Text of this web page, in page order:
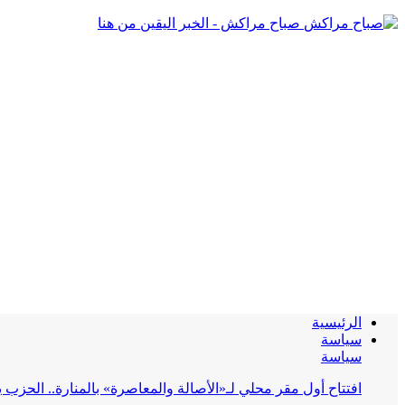
صباح مراكش - الخبر اليقين من هنا
الرئيسية
سياسة
سياسة
افتتاح أول مقر محلي لـ«الأصالة والمعاصرة» بالمنارة..